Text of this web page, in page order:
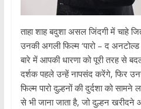
ताहा शाह बदुशा असल जिंदगी में चाहे
उनकी अगली फिल्म ‘पारो – द
बारे में आपकी धारणा को पूरी तरह से
दर्शक पहले उन्हें नापसंद करेंगे, फिर
फिल्म पारो दुल्हनों की दुर्दशा को सामने
से भी जाना जाता है, जो दुल्हन